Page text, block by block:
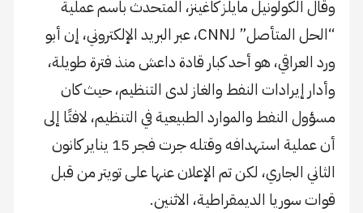
وقال الكولونيل مايلز كاغينز، المتحدث باسم عملية
“الحل المتأصل” لـCNN، عبر البريد الإلكتروني، إن أبو
ورد العراقي، هو أحد كبار قادة داعش منذ فترة طويلة،
وأدار إيرادات النفط والغاز لدى التنظيم، حيث كان
مسؤول النفط والموارد الطبيعية في التنظيم، لافتًا إلى
أن عملية استهدافه وقتله جرت فجر 15 يناير كانون
الثاني الجاري، لكن تم الإعلان عنها على تويتر من قبل
قوات سوريا الديمقراطية، الاثنين.